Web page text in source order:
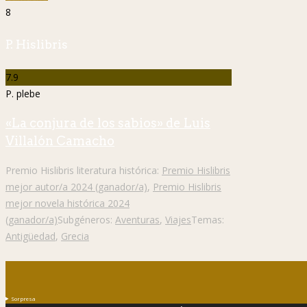
8
P. Hislibris
7.9
P. plebe
«La conjura de los sabios» de Luis
Villalón Camacho
Premio Hislibris literatura histórica: Premio Hislibris
mejor autor/a 2024 (ganador/a), Premio Hislibris
mejor novela histórica 2024
(ganador/a)Subgéneros: Aventuras, ViajesTemas:
Antigüedad, Grecia
Sorpresa